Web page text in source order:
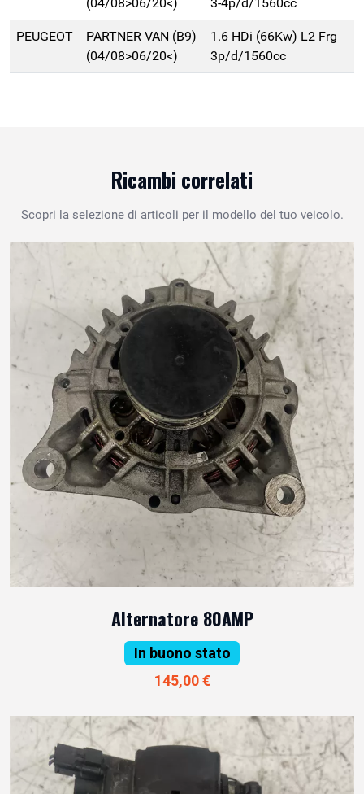
PEUGEOT
PARTNER VAN (B9)
(04/08>06/20<)
1.6 HDi (66Kw) L2 Frg
3p/d/1560cc
Ricambi correlati
Scopri la selezione di articoli per il modello del tuo veicolo.
Alternatore 80AMP
In buono stato
145,00 €